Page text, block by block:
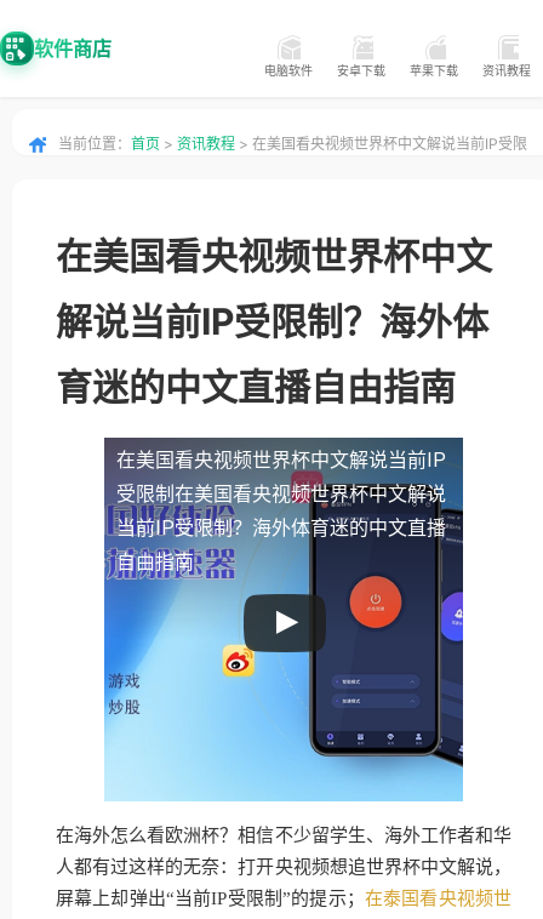
软件商店
电脑软件 安卓下载 苹果下载 资讯教程
当前位置： 首页 > 资讯教程 > 在美国看央视频世界杯中文解说当前IP受限
在美国看央视频世界杯中文
解说当前IP受限制？海外体
育迷的中文直播自由指南
在美国看央视频世界杯中文解说当前IP
受限制 在美国看央视频世界杯中文解说
当前IP受限制？海外体育迷的中文直播
自由指南
在海外怎么看欧洲杯？相信不少留学生、海外工作者和华
人都有过这样的无奈：打开央视频想追世界杯中文解说，
屏幕上却弹出“当前IP受限制”的提示； 在泰国看央视频世